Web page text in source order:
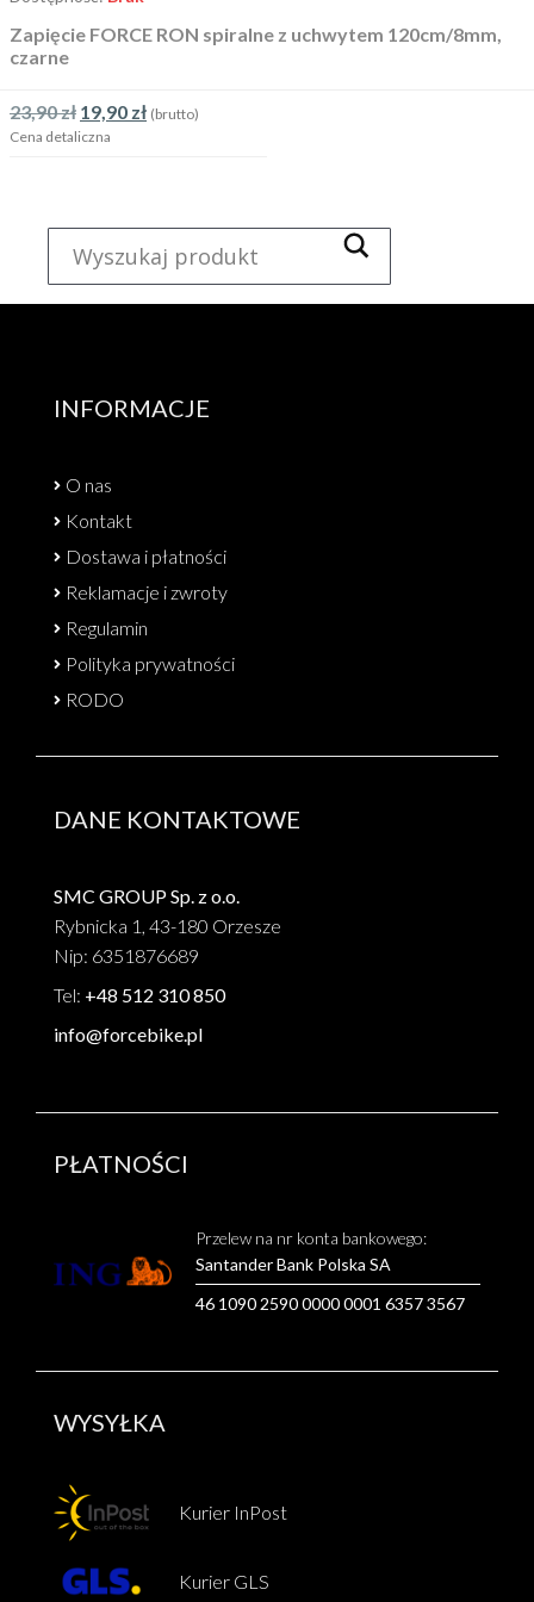
Zapięcie FORCE RON spiralne z uchwytem 120cm/8mm,
czarne
23,90zł 19,90 zł (brutto)
Cena detaliczna
INFORMACJE
O nas
Kontakt
Dostawa i płatności
Reklamacje i zwroty
Regulamin
Polityka prywatności
RODO
DANE KONTAKTOWE
SMC GROUP Sp. z o.o.
Rybnicka 1, 43-180 Orzesze
Nip: 6351876689
Tel: +48 512 310 850
info@forcebike.pl
PŁATNOŚCI
Przelew na nr konta bankowego:
Santander Bank Polska SA
46 1090 2590 0000 0001 6357 3567
WYSYŁKA
Kurier InPost
Kurier GLS